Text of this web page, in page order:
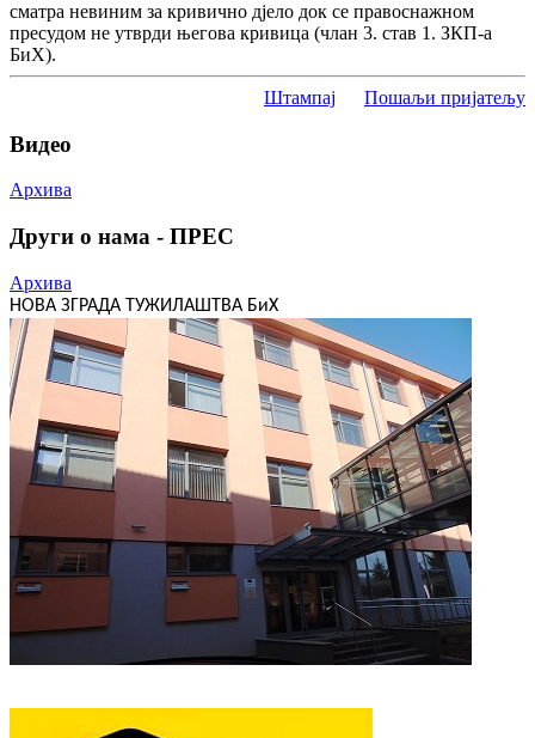
сматра невиним за кривично дјело док се правоснажном
пресудом не утврди његова кривица (члан 3. став 1. ЗКП-а
БиХ).
Штампај Пошаљи пријатељу
Видео
Архива
Други о нама - ПРЕС
Архива
НОВА ЗГРАДА ТУЖИЛАШТВА БиХ